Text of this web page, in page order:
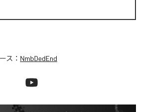
ス： NmbDedEnd